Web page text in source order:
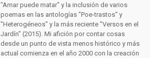
"Amar puede matar" y la inclusión de varios
poemas en las antologías "Poe-trastos" y
"Heterogéneos" y la más reciente "Versos en el
Jardín" (2015). Mi afición por contar cosas
desde un punto de vista menos histórico y más
actual comienza en el año 2000 con la creación